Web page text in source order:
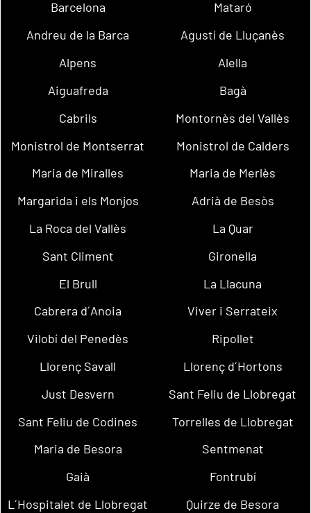
Barcelona
Mataró
Andreu de la Barca
Agustí de Lluçanès
Alpens
Alella
Aiguafreda
Bagà
Cabrils
Montornès del Vallès
Monistrol de Montserrat
Monistrol de Calders
Maria de Miralles
Maria de Merlès
Margarida i els Monjos
Adrià de Besòs
La Roca del Vallès
La Quar
Sant Climent
Gironella
El Brull
La Llacuna
Cabrera d´Anoia
Viver i Serrateix
Vilobí del Penedès
Ripollet
Llorenç Savall
Llorenç d´Hortons
Just Desvern
Sant Feliu de Llobregat
Sant Feliu de Codines
Torrelles de Llobregat
Maria de Besora
Sentmenat
Gaià
Fontrubí
L´Hospitalet de Llobregat
Quirze de Besora